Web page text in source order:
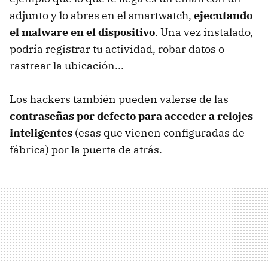
adjunto y lo abres en el smartwatch, ejecutando
el malware en el dispositivo. Una vez instalado,
podría registrar tu actividad, robar datos o
rastrear la ubicación...
Los hackers también pueden valerse de las
contraseñas por defecto para acceder a relojes
inteligentes (esas que vienen configuradas de
fábrica) por la puerta de atrás.